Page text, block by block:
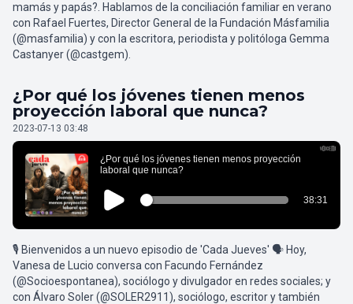
mamás y papás?. Hablamos de la conciliación familiar en verano
con Rafael Fuertes, Director General de la Fundación Másfamilia
(@masfamilia) y con la escritora, periodista y politóloga Gemma
Castanyer (@castgem).
¿Por qué los jóvenes tienen menos
proyección laboral que nunca?
2023-07-13 03:48
🎙️ Bienvenidos a un nuevo episodio de 'Cada Jueves' 🗣️ Hoy,
Vanesa de Lucio conversa con Facundo Fernández
(@Socioespontanea), sociólogo y divulgador en redes sociales; y
con Álvaro Soler (@SOLER2911), sociólogo, escritor y también